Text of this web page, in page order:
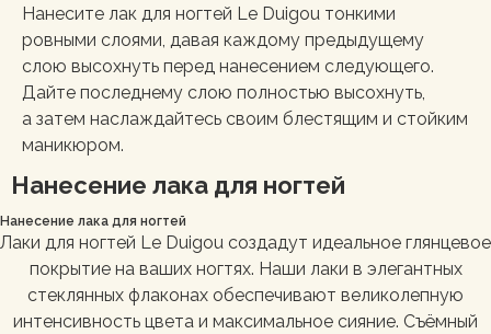
Нанесите лак для ногтей Le Duigou тонкими
ровными слоями, давая каждому предыдущему
слою высохнуть перед нанесением следующего.
Дайте последнему слою полностью высохнуть,
а затем наслаждайтесь своим блестящим и стойким
маникюром.
Нанесение лака для ногтей
Нанесение лака для ногтей
Лаки для ногтей Le Duigou создадут идеальное глянцевое
покрытие на ваших ногтях. Наши лаки в элегантных
стеклянных флаконах обеспечивают великолепную
интенсивность цвета и максимальное сияние. Съёмный